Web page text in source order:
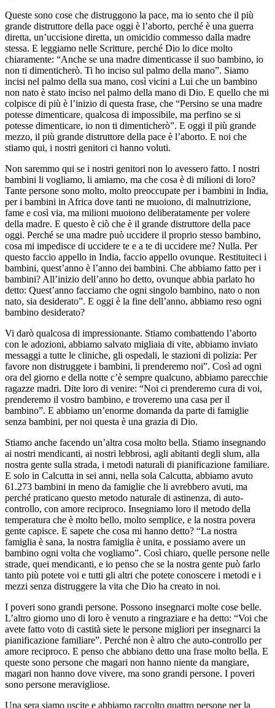
Queste sono cose che distruggono la pace, ma io sento che il più
grande distruttore della pace oggi è l’aborto, perché è una guerra
diretta, un’uccisione diretta, un omicidio commesso dalla madre
stessa. E leggiamo nelle Scritture, perché Dio lo dice molto
chiaramente: “Anche se una madre dimenticasse il suo bambino, io
non ti dimenticherò. Ti ho inciso sul palmo della mano”. Siamo
incisi nel palmo della sua mano, così vicini a Lui che un bambino
non nato è stato inciso nel palmo della mano di Dio. E quello che mi
colpisce di più è l’inizio di questa frase, che “Persino se una madre
potesse dimenticare, qualcosa di impossibile, ma perfino se si
potesse dimenticare, io non ti dimenticherò”. E oggi il più grande
mezzo, il più grande distruttore della pace è l’aborto. E noi che
stiamo qui, i nostri genitori ci hanno voluti.
Non saremmo qui se i nostri genitori non lo avessero fatto. I nostri
bambini li vogliamo, li amiamo, ma che cosa è di milioni di loro?
Tante persone sono molto, molto preoccupate per i bambini in India,
per i bambini in Africa dove tanti ne muoiono, di malnutrizione,
fame e così via, ma milioni muoiono deliberatamente per volere
della madre. E questo è ciò che è il grande distruttore della pace
oggi. Perché se una madre può uccidere il proprio stesso bambino,
cosa mi impedisce di uccidere te e a te di uccidere me? Nulla. Per
questo faccio appello in India, faccio appello ovunque. Restituiteci i
bambini, quest’anno è l’anno dei bambini. Che abbiamo fatto per i
bambini? All’inizio dell’anno ho detto, ovunque abbia parlato ho
detto: Quest’anno facciamo che ogni singolo bambino, nato o non
nato, sia desiderato”. E oggi è la fine dell’anno, abbiamo reso ogni
bambino desiderato?
Vi darò qualcosa di impressionante. Stiamo combattendo l’aborto
con le adozioni, abbiamo salvato migliaia di vite, abbiamo inviato
messaggi a tutte le cliniche, gli ospedali, le stazioni di polizia: Per
favore non distruggete i bambini, li prenderemo noi”. Così ad ogni
ora del giorno e della notte c’è sempre qualcuno, abbiamo parecchie
ragazze madri. Dite loro di venire: “Noi ci prenderemo cura di voi,
prenderemo il vostro bambino, e troveremo una casa per il
bambino”. E abbiamo un’enorme domanda da parte di famiglie
senza bambini, per noi questa è una grazia di Dio.
Stiamo anche facendo un’altra cosa molto bella. Stiamo insegnando
ai nostri mendicanti, ai nostri lebbrosi, agli abitanti degli slum, alla
nostra gente sulla strada, i metodi naturali di pianificazione familiare.
E solo in Calcutta in sei anni, nella sola Calcutta, abbiamo avuto
61.273 bambini in meno da famiglie che li avrebbero avuti, ma
perché praticano questo metodo naturale di astinenza, di auto-
controllo, con amore reciproco. Insegniamo loro il metodo della
temperatura che è molto bello, molto semplice, e la nostra povera
gente capisce. E sapete che cosa mi hanno detto? “La nostra
famiglia è sana, la nostra famiglia è unita, e possiamo avere un
bambino ogni volta che vogliamo”. Così chiaro, quelle persone nelle
strade, quei mendicanti, e io penso che se la nostra gente può farlo
tanto più potete voi e tutti gli altri che potete conoscere i metodi e i
mezzi senza distruggere la vita che Dio ha creato in noi.
I poveri sono grandi persone. Possono insegnarci molte cose belle.
L’altro giorno uno di loro è venuto a ringraziare e ha detto: “Voi che
avete fatto voto di castità siete le persone migliori per insegnarci la
pianificazione familiare”. Perché non è altro che auto-controllo per
amore reciproco. E penso che abbiano detto una frase molto bella. E
queste sono persone che magari non hanno niente da mangiare,
magari non hanno dove vivere, ma sono grandi persone. I poveri
sono persone meravigliose.
Una sera siamo uscite e abbiamo raccolto quattro persone per la